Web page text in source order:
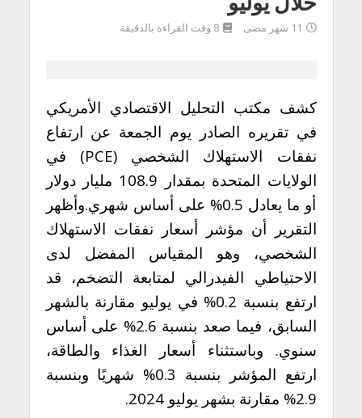
11 شهر مضى 8 وقت القراءة بالدقيقة
كشف مكتب التحليل الاقتصادي الأمريكي
في تقريره الصادر يوم الجمعة عن ارتفاع
نفقات الاستهلاك الشخصي (PCE) في
الولايات المتحدة بمقدار 108.9 مليار دولار
أو ما يعادل 0.5% على أساس شهري.وأظهر
التقرير أن مؤشر أسعار نفقات الاستهلاك
الشخصي، وهو المقياس المفضل لدى
الاحتياطي الفيدرالي لمتابعة التضخم، قد
ارتفع بنسبة 0.2% في يوليو مقارنة بالشهر
السابق، فيما صعد بنسبة 2.6% على أساس
سنوي. وباستثناء أسعار الغذاء والطاقة،
ارتفع المؤشر بنسبة 0.3% شهريًا وبنسبة
2.9% مقارنة بشهر يوليو 2024.